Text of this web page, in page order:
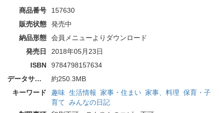
商品番号
157630
販売状態
発売中
納品形態
会員メニューよりダウンロード
発売日
2018年05月23日
ISBN
9784798157634
データサイズ
約250.3MB
キーワード
趣味 生活情報 家事・住まい 家事、料理 保育・子
育て みんなの日記